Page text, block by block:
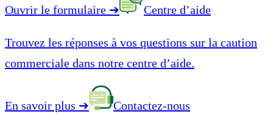
Ouvrir le formulaire ➔ Centre d’aide
Trouvez les réponses à vos questions sur la caution
commerciale dans notre centre d’aide.
En savoir plus ➔ Contactez-nous